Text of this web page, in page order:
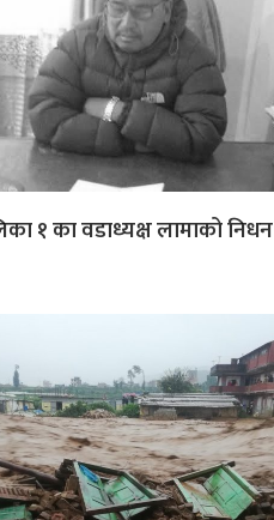
१ का वडाध्यक्ष लामाको निधन